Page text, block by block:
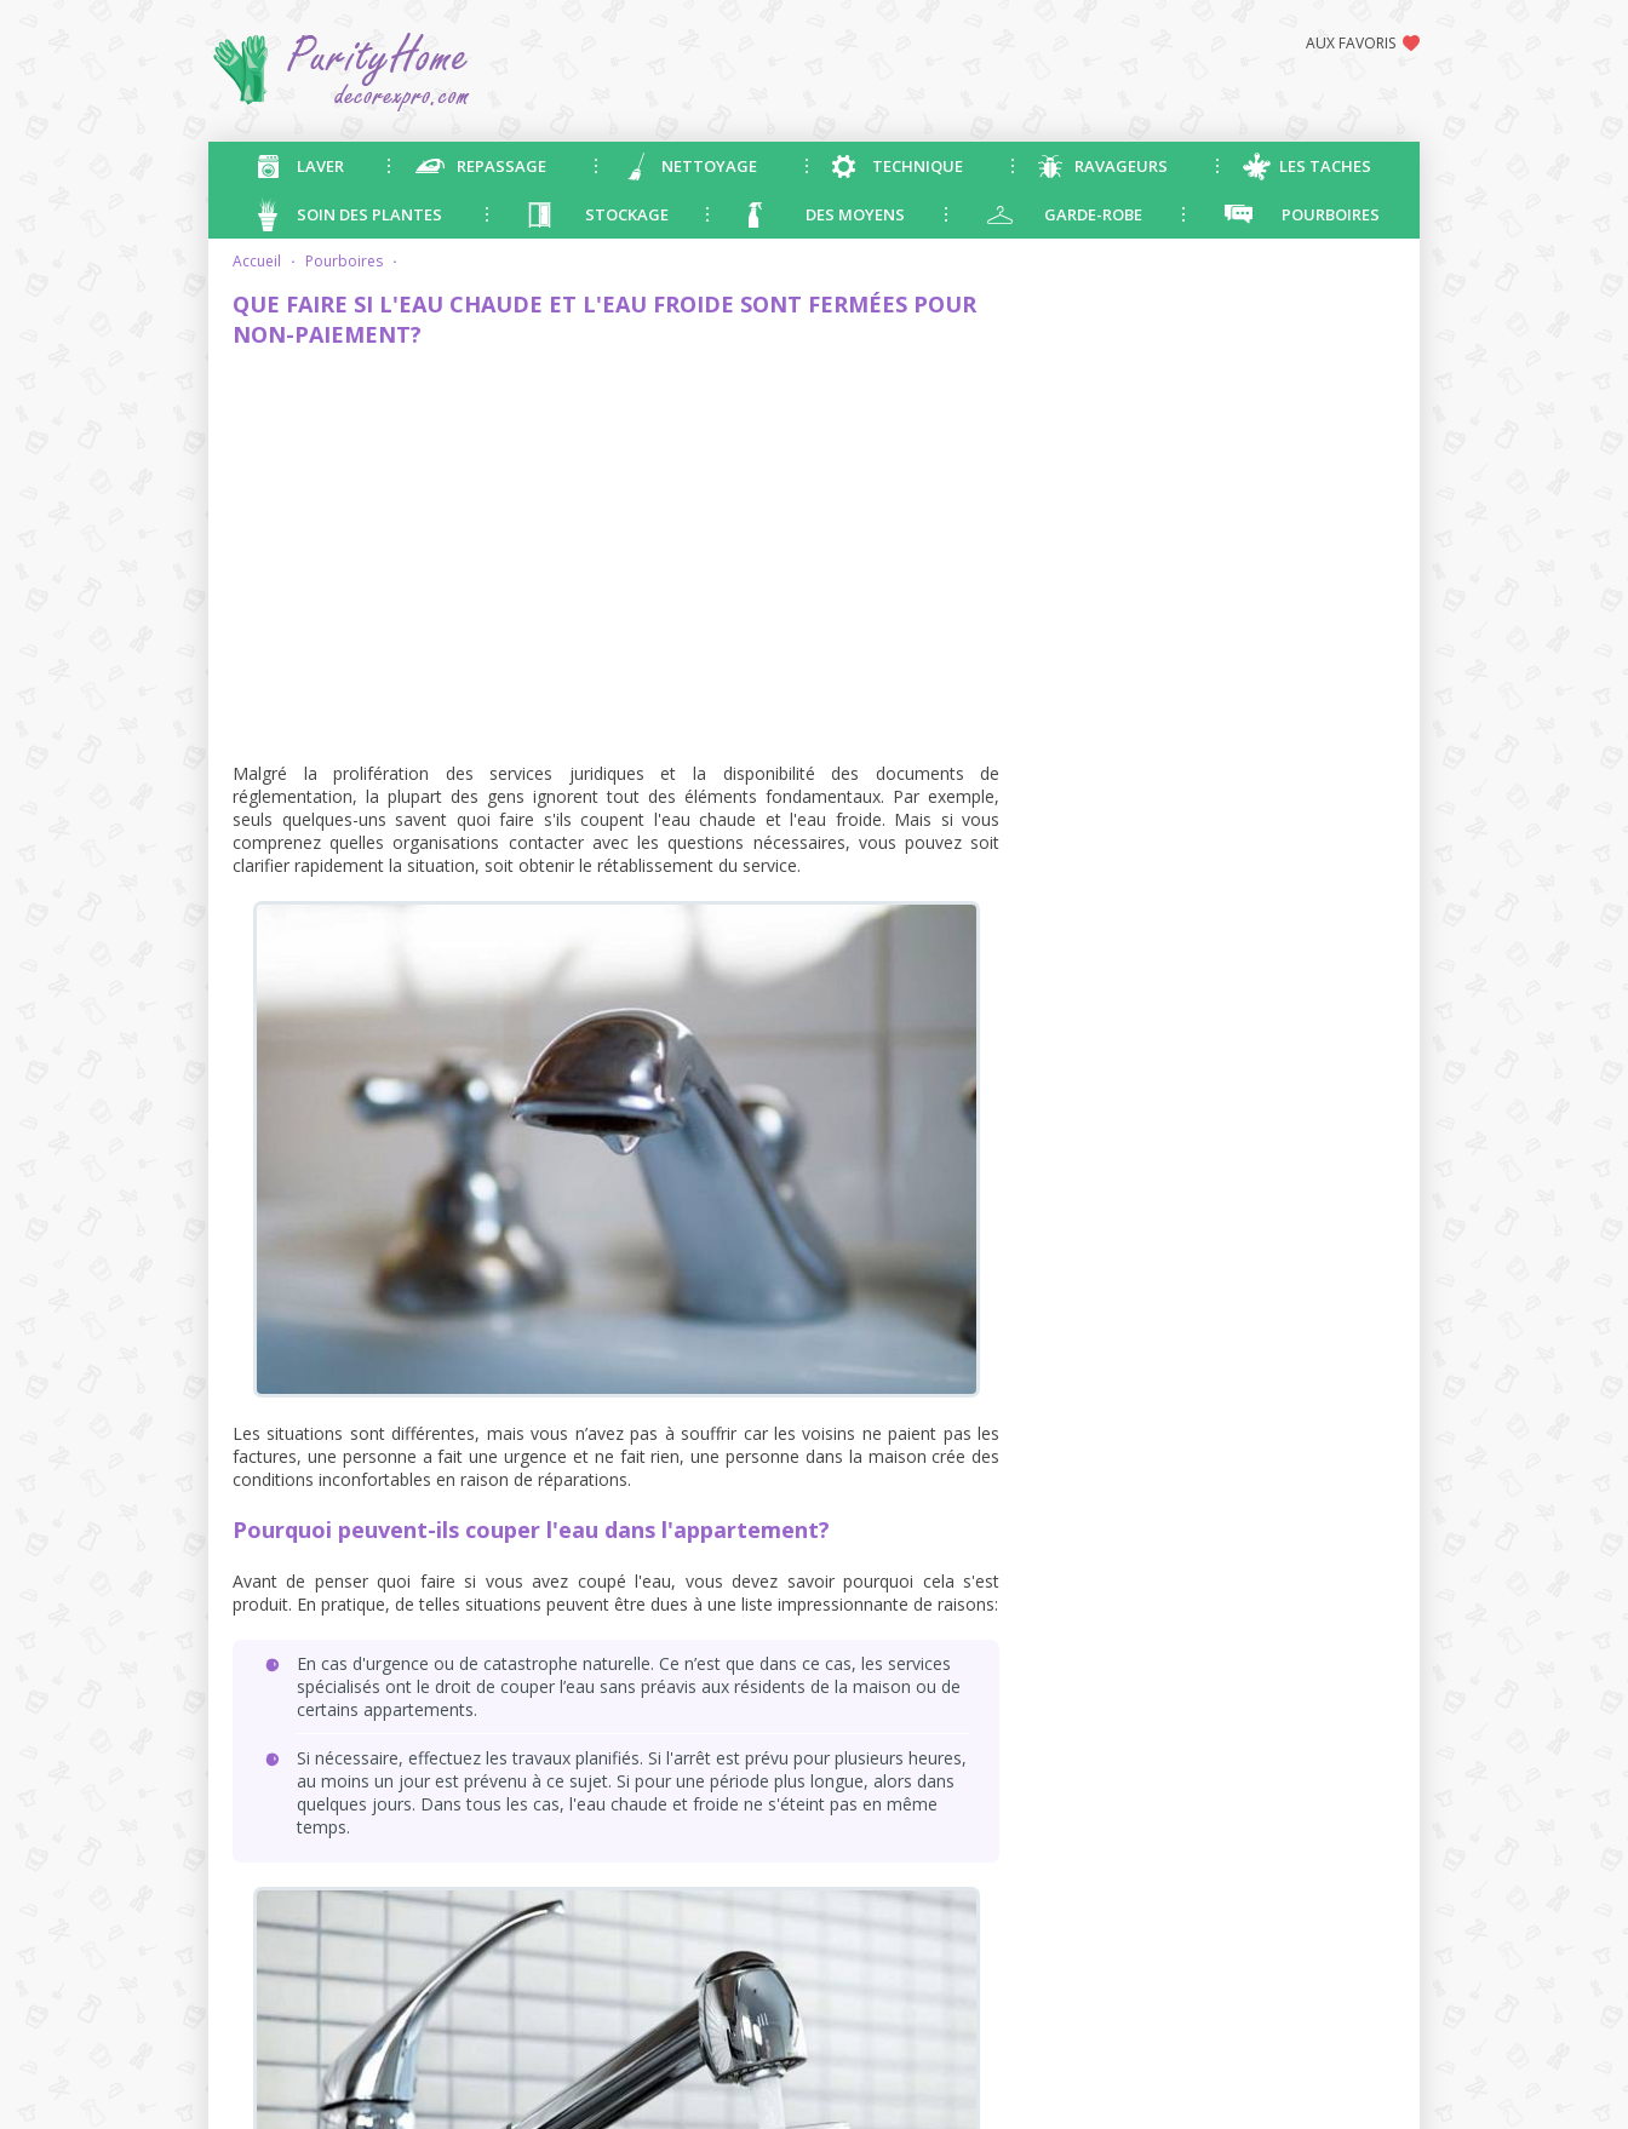
AUX FAVORIS
LAVER REPASSAGE NETTOYAGE TECHNIQUE RAVAGEURS LES TACHES
SOIN DES PLANTES STOCKAGE DES MOYENS GARDE-ROBE POURBOIRES
accueil · pourboires ·
QUE FAIRE SI L'EAU CHAUDE ET L'EAU FROIDE SONT FERMÉES POUR
NON-PAIEMENT?
Malgré la prolifération des services juridiques et la disponibilité des documents de
réglementation, la plupart des gens ignorent tout des éléments fondamentaux. Par exemple,
seuls quelques-uns savent quoi faire s'ils coupent l'eau chaude et l'eau froide. Mais si vous
comprenez quelles organisations contacter avec les questions nécessaires, vous pouvez soit
clarifier rapidement la situation, soit obtenir le rétablissement du service.
Les situations sont différentes, mais vous n’avez pas à souffrir car les voisins ne paient pas les
factures, une personne a fait une urgence et ne fait rien, une personne dans la maison crée des
conditions inconfortables en raison de réparations.
Pourquoi peuvent-ils couper l'eau dans l'appartement?
Avant de penser quoi faire si vous avez coupé l'eau, vous devez savoir pourquoi cela s'est
produit. En pratique, de telles situations peuvent être dues à une liste impressionnante de raisons:
En cas d'urgence ou de catastrophe naturelle. Ce n’est que dans ce cas, les services
spécialisés ont le droit de couper l’eau sans préavis aux résidents de la maison ou de
certains appartements.
Si nécessaire, effectuez les travaux planifiés. Si l'arrêt est prévu pour plusieurs heures,
au moins un jour est prévenu à ce sujet. Si pour une période plus longue, alors dans
quelques jours. Dans tous les cas, l'eau chaude et froide ne s'éteint pas en même
temps.